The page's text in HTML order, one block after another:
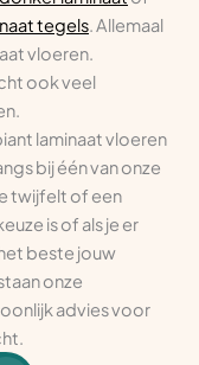
tegels. Allemaal
vloeren.
ook veel
laminaat vloeren
bij één van onze
twijfelt of een
is of als je er
beste jouw
onze
advies voor